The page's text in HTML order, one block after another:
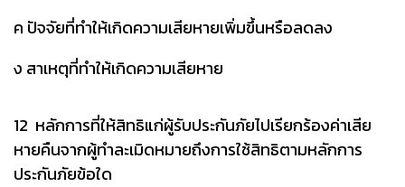
ค ปัจจัยที่ทำให้เกิดความเสียหายเพิ่มขึ้นหรือลดลง
ง สาเหตุที่ทำให้เกิดความเสียหาย
12 หลักการที่ให้สิทธิแก่ผู้รับประกันภัยไปเรียกร้องค่าเสีย
หายคืนจากผู้ทำละเมิดหมายถึงการใช้สิทธิตามหลักการ
ประกันภัยข้อใด